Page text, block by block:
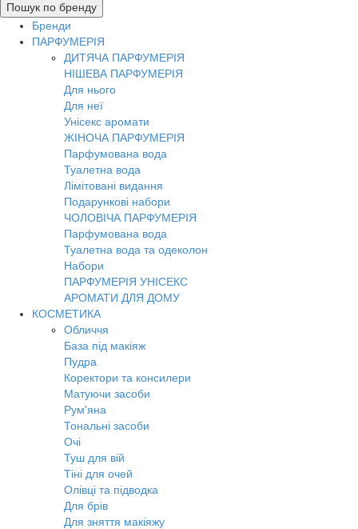
Пошук по бренду
Бренди
ПАРФУМЕРІЯ
ДИТЯЧА ПАРФУМЕРІЯ
НІШЕВА ПАРФУМЕРІЯ
Для нього
Для неї
Унісекс аромати
ЖІНОЧА ПАРФУМЕРІЯ
Парфумована вода
Туалетна вода
Лімітовані видання
Подарункові набори
ЧОЛОВІЧА ПАРФУМЕРІЯ
Парфумована вода
Туалетна вода та одеколон
Набори
ПАРФУМЕРІЯ УНІСЕКС
АРОМАТИ ДЛЯ ДОМУ
КОСМЕТИКА
Обличчя
База під макіяж
Пудра
Коректори та консилери
Матуючи засоби
Рум'яна
Тональні засоби
Очі
Туш для вій
Тіні для очей
Олівці та підводка
Для брів
Для зняття макіяжу